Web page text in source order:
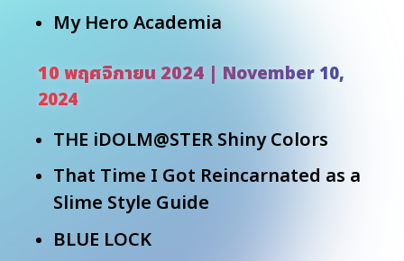
My Hero Academia
10 พฤศจิกายน 2024 | November 10,
2024
THE iDOLM@STER Shiny Colors
That Time I Got Reincarnated as a
Slime Style Guide
BLUE LOCK